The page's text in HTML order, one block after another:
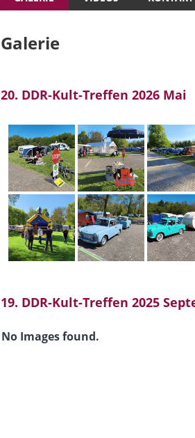
Galerie
20. DDR-Kult-Treffen 2026 Mai
19. DDR-Kult-Treffen 2025
No Images found.